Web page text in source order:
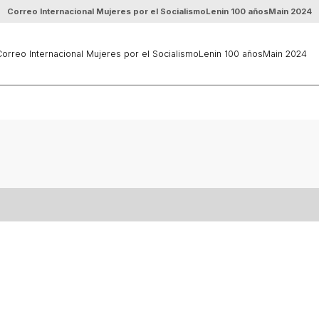
Correo Internacional Mujeres por el SocialismoLenin 100 añosMain 2024
Internacional Mujeres por el SocialismoLenin 100 añosMain 2024